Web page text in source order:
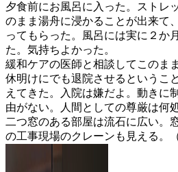
夕食前にお風呂に入った。ストレ
のまま湯舟に浸かることが出来て
ってもらった。風呂には実に２か
た。気持ちよかった。
緩和ケアの医師と相談してこのま
休明けにでも退院させるというこ
えてきた。入院は嫌だよ。動きに
由がない。人間としての尊厳は何
二つ窓のある部屋は流石に広い。
の工事現場のクレーンも見える。